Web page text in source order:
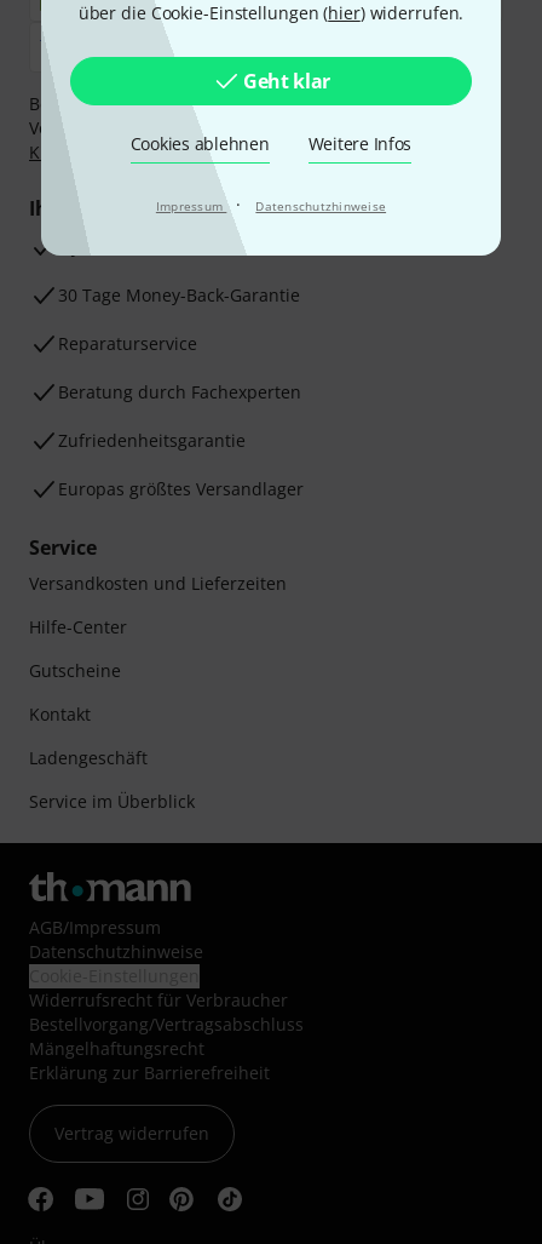
über die Cookie-Einstellungen (hier) widerrufen.
Geht klar
Cookies ablehnen Weitere Infos
Impressum · Datenschutzhinweise
Bezahlen Sie vertraulich und sicher per Nachnahme,
Vorkasse, PayPal, Amazon Pay,
Klarna Ratenzahlungoder Kreditkarte.
Ihre Vorteile
3 Jahre Thomann Garantie
30 Tage Money-Back-Garantie
Reparaturservice
Beratung durch Fachexperten
Zufriedenheitsgarantie
Europas größtes Versandlager
Service
Versandkosten und Lieferzeiten
Hilfe-Center
Gutscheine
Kontakt
Ladengeschäft
Service im Überblick
AGB/Impressum
Datenschutzhinweise
Widerrufsrecht für Verbraucher
Bestellvorgang/Vertragsabschluss
Mängelhaftungsrecht
Erklärung zur Barrierefreiheit
Vertrag widerrufen